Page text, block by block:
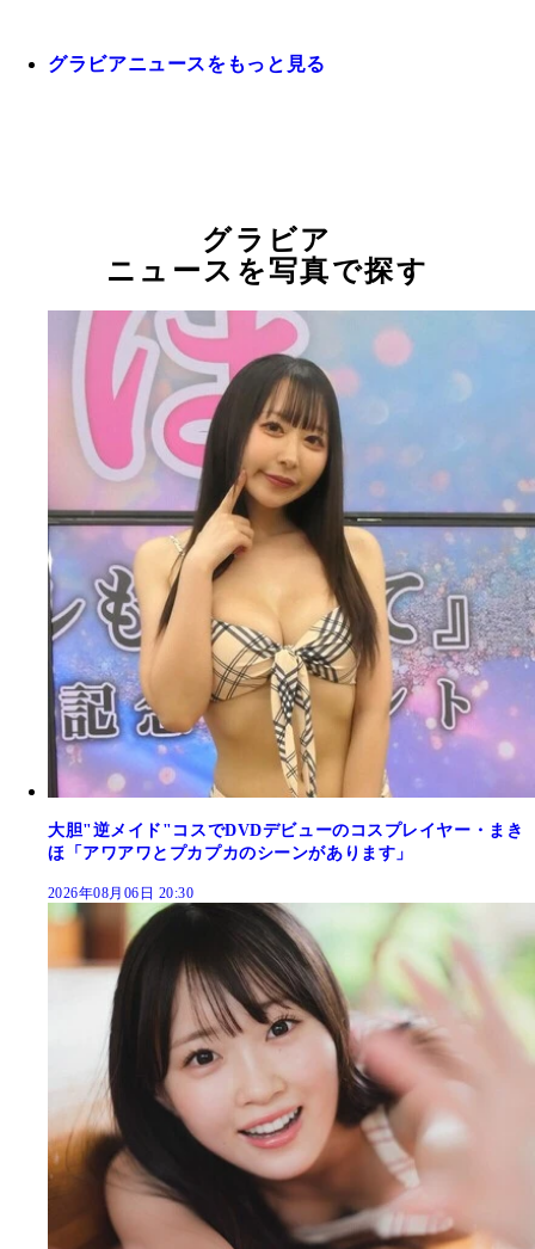
グラビアニュースをもっと見る
グラビア
ニュースを写真で探す
大胆"逆メイド"コスでDVDデビューのコスプレイヤー・まき
ほ「アワアワとプカプカのシーンがあります」
2026年08月06日 20:30